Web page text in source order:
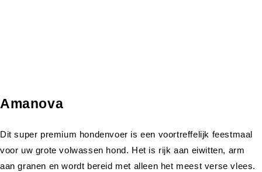
Amanova
Dit super premium hondenvoer is een voortreffelijk feestmaal
voor uw grote volwassen hond. Het is rijk aan eiwitten, arm
aan granen en wordt bereid met alleen het meest verse vlees.